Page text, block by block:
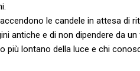
le candele in attesa di
antiche e di non dipendere da
più lontano della luce e chi